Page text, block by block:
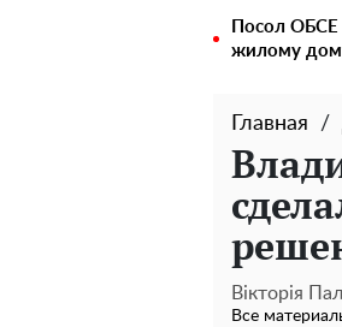
Посол ОБСЕ
жилому
Главная
Вікторія
Все